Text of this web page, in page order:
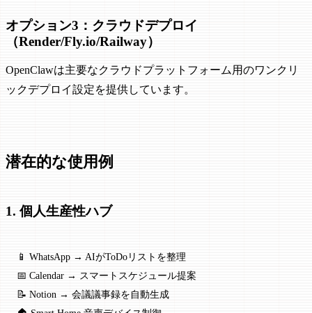
オプション3：クラウドデプロイ
（Render/Fly.io/Railway）
OpenClawは主要なクラウドプラットフォーム用のワンクリ
ックデプロイ設定を提供しています。
潜在的な使用例
1. 個人生産性ハブ
📱 WhatsApp → AIがToDoリストを整理
📅 Calendar → スマートスケジュール提案
📝 Notion → 会議議事録を自動生成